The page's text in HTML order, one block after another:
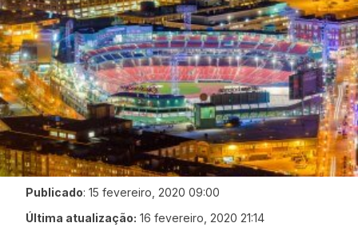
Publicado: 15 fevereiro, 2020 09:00
Última atualização: 16 fevereiro, 2020 21:14